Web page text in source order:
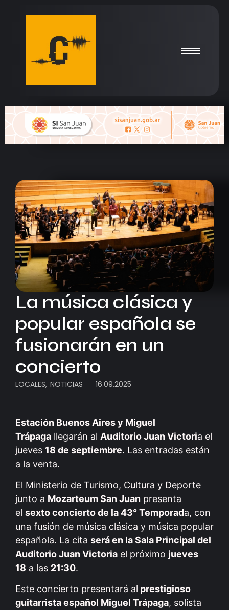
La música clásica y
popular española se
fusionarán en un
concierto
LOCALES, NOTICIAS - 16.09.2025 -
Estación Buenos Aires y Miguel
Trápaga llegarán al Auditorio Juan Victoria el
jueves 18 de septiembre. Las entradas están
a la venta.
El Ministerio de Turismo, Cultura y Deporte
junto a Mozarteum San Juan presenta
el sexto concierto de la 43° Temporada, con
una fusión de música clásica y música popular
española. La cita será en la Sala Principal del
Auditorio Juan Victoria el próximo jueves
18 a las 21:30.
Este concierto presentará al prestigioso
guitarrista español Miguel Trápaga, solista